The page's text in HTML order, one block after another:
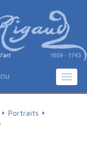
Portraits